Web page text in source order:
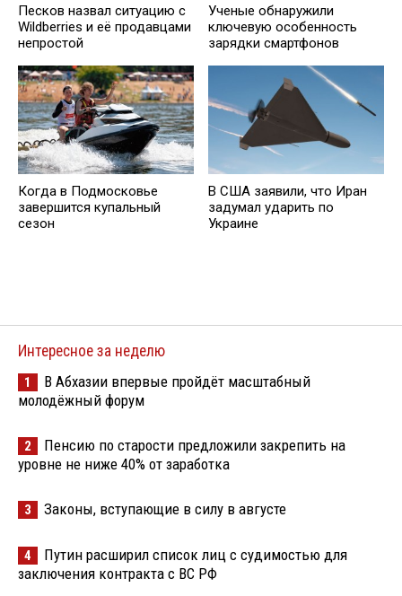
Песков назвал ситуацию с
Wildberries и её продавцами
непростой
Ученые обнаружили
ключевую особенность
зарядки смартфонов
Когда в Подмосковье
завершится купальный
сезон
В США заявили, что Иран
задумал ударить по
Украине
Интересное за неделю
1
В Абхазии впервые пройдёт масштабный
молодёжный форум
2
Пенсию по старости предложили закрепить на
уровне не ниже 40% от заработка
3 Законы, вступающие в силу в августе
4
Путин расширил список лиц с судимостью для
заключения контракта с ВС РФ